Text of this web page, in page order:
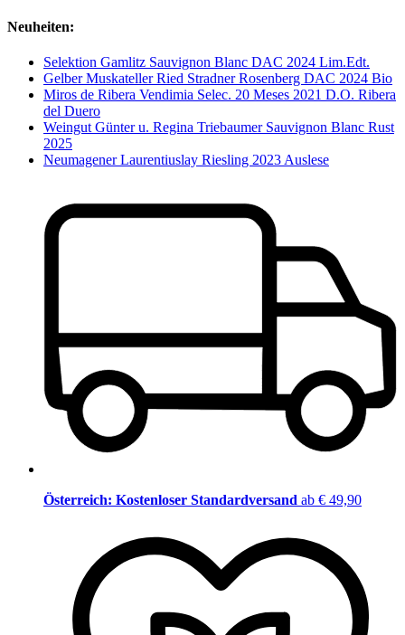
Neuheiten:
Selektion Gamlitz Sauvignon Blanc DAC 2024 Lim.Edt.
Gelber Muskateller Ried Stradner Rosenberg DAC 2024 Bio
Miros de Ribera Vendimia Selec. 20 Meses 2021 D.O. Ribera
del Duero
Weingut Günter u. Regina Triebaumer Sauvignon Blanc Rust
2025
Neumagener Laurentiuslay Riesling 2023 Auslese
Österreich: Kostenloser Standardversand ab € 49,90